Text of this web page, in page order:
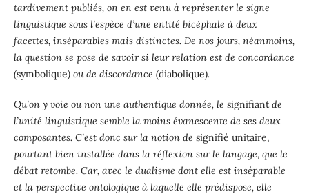
tardivement publiés, on en est venu à représenter le signe
linguistique sous l’espèce d’une entité bicéphale à deux
facettes, inséparables mais distinctes. De nos jours, néanmoins,
la question se pose de savoir si leur relation est de concordance
(symbolique) ou de discordance (diabolique).
Qu’on y voie ou non une authentique donnée, le signifiantde
l’unité linguistique semble la moins évanescente de ses deux
composantes. C’est donc sur la notion de signifié unitaire,
pourtant bien installée dans la réflexion sur le langage, que le
débat retombe. Car, avec le dualisme dont elle est inséparable
et la perspective ontologique à laquelle elle prédispose, elle